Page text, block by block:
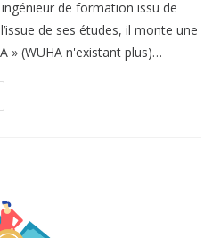
de formation issu de
de ses études, il monte une
» (WUHA n'existant plus)…